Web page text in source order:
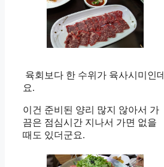
육회보다 한 수위가 육사시미인데
요.
이건 준비된 양리 많지 않아서 가
끔은 점심시간 지나서 가면 없을
때도 있더군요.